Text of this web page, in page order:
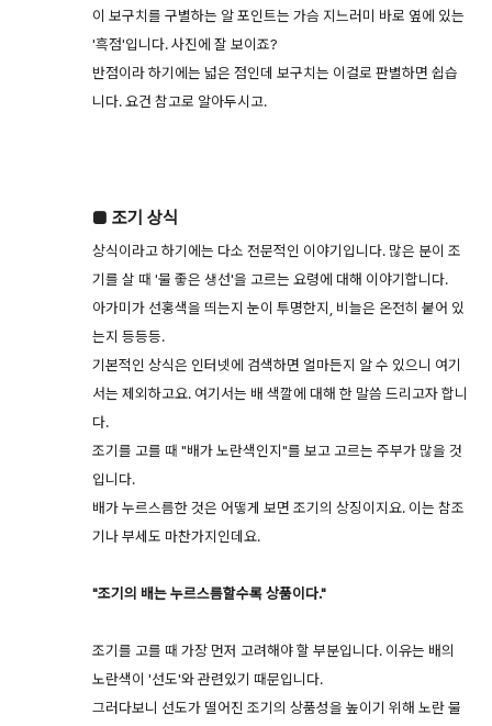
이 보구치를 구별하는 알 포인트는 가슴 지느러미 바로 옆에 있는
'흑점'입니다. 사진에 잘 보이죠?
반점이라 하기에는 넓은 점인데 보구치는 이걸로 판별하면 쉽습
니다. 요건 참고로 알아두시고.
■ 조기 상식
상식이라고 하기에는 다소 전문적인 이야기입니다. 많은 분이 조
기를 살 때 '물 좋은 생선'을 고르는 요령에 대해 이야기합니다.
아가미가 선홍색을 띄는지 눈이 투명한지, 비늘은 온전히 붙어 있
는지 등등등.
기본적인 상식은 인터넷에 검색하면 얼마든지 알 수 있으니 여기
서는 제외하고요. 여기서는 배 색깔에 대해 한 말씀 드리고자 합니
다.
조기를 고를 때 "배가 노란색인지"를 보고 고르는 주부가 많을 것
입니다.
배가 누르스름한 것은 어떻게 보면 조기의 상징이지요. 이는 참조
기나 부세도 마찬가지인데요.
"조기의 배는 누르스름할수록 상품이다."
조기를 고를 때 가장 먼저 고려해야 할 부분입니다. 이유는 배의
노란색이 '선도'와 관련있기 때문입니다.
그러다보니 선도가 떨어진 조기의 상품성을 높이기 위해 노란 물